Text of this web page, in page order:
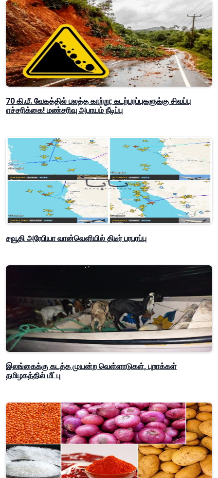
70 கி.மீ. வேகத்தில் பலத்த காற்று; கடற்பரப்புகளுக்கு சிவப்பு
எச்சரிக்கை! மண்சரிவு அபாயம் நீடிப்பு
சவூதி அரேபியா வான்வெளியில் திடீர் பரபரப்பு
இலங்கைக்கு கடத்த முயன்ற வெள்ளாடுகள், புறாக்கள்
தமிழகத்தில் மீட்பு